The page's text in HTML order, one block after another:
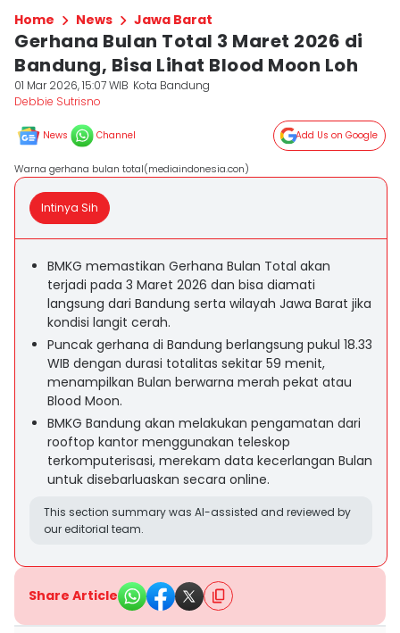
Home News Jawa Barat
Gerhana Bulan Total 3 Maret 2026 di
Bandung, Bisa Lihat Blood Moon Loh
01 Mar 2026, 15:07 WIB Kota Bandung
Debbie Sutrisno
News Channel Add Us on Google
Warna gerhana bulan total(mediaindonesia.con)
Intinya Sih
BMKG memastikan Gerhana Bulan Total akan
terjadi pada 3 Maret 2026 dan bisa diamati
langsung dari Bandung serta wilayah Jawa Barat jika
kondisi langit cerah.
Puncak gerhana di Bandung berlangsung pukul 18.33
WIB dengan durasi totalitas sekitar 59 menit,
menampilkan Bulan berwarna merah pekat atau
Blood Moon.
BMKG Bandung akan melakukan pengamatan dari
rooftop kantor menggunakan teleskop
terkomputerisasi, merekam data kecerlangan Bulan
untuk disebarluaskan secara online.
This section summary was AI-assisted and reviewed by
our editorial team.
Share Article